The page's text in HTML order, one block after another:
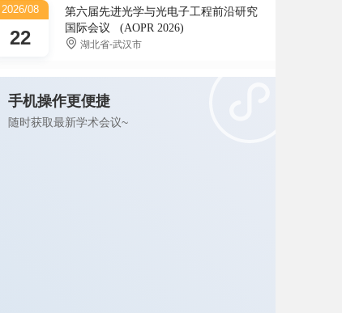
2026/08
22
第六届先进光学与光电子工程前沿研究
国际会议 (AOPR 2026)
湖北省-武汉市
手机操作更便捷
随时获取最新学术会议~